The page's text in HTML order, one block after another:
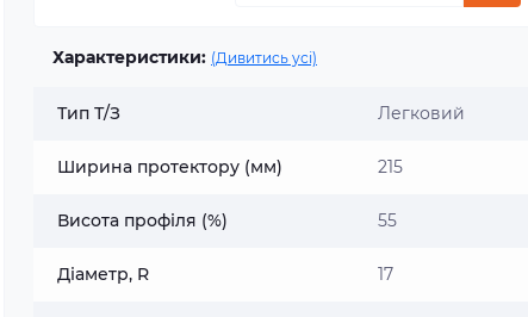
Характеристики: (Дивитись усі)
Тип Т/З Легковий
Ширина протектору (мм) 215
Висота профіля (%) 55
Діаметр, R 17